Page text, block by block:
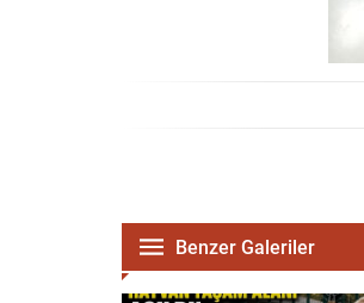
Benzer Galeriler